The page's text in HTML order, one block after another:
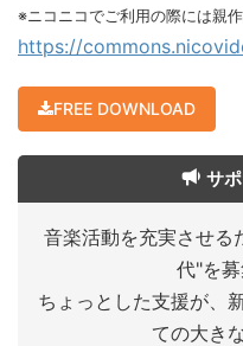
※ニコニコでご利用の際には親
https://
FREE DOWNLOAD
サ
音楽活動を充実させる
代"を
ちょっとした支援が、
ての大き